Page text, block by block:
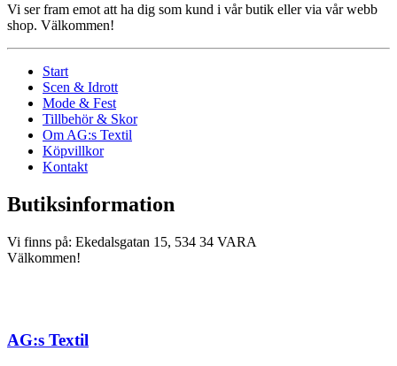
Vi ser fram emot att ha dig som kund i vår butik eller via vår webb
shop. Välkommen!
Start
Scen & Idrott
Mode & Fest
Tillbehör & Skor
Om AG:s Textil
Köpvillkor
Kontakt
Butiksinformation
Vi finns på: Ekedalsgatan 15, 534 34 VARA
Välkommen!
AG:s Textil